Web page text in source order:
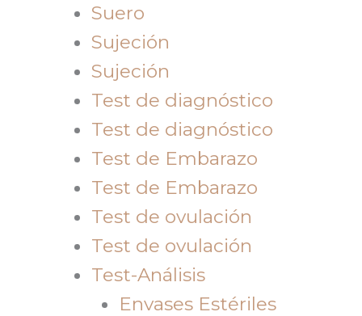
Suero
Sujeción
Sujeción
Test de diagnóstico
Test de diagnóstico
Test de Embarazo
Test de Embarazo
Test de ovulación
Test de ovulación
Test-Análisis
Envases Estériles